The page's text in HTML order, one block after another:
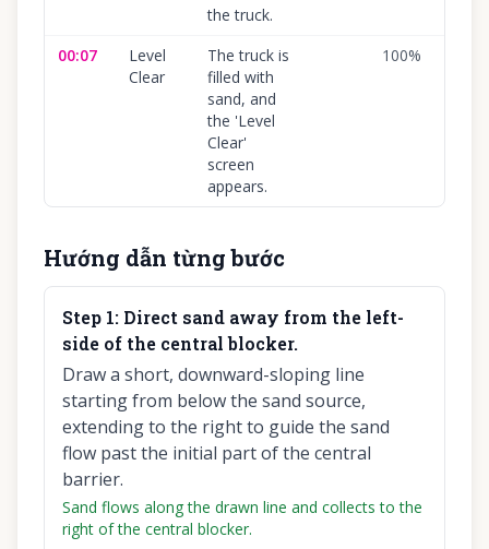
the truck.
00:07
Level
Clear
The truck is
filled with
sand, and
the 'Level
Clear'
screen
appears.
100%
Hướng dẫn từng bước
Step 1: Direct sand away from the left-
side of the central blocker.
Draw a short, downward-sloping line
starting from below the sand source,
extending to the right to guide the sand
flow past the initial part of the central
barrier.
Sand flows along the drawn line and collects to the
right of the central blocker.